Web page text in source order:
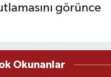
görünce
Okunanlar